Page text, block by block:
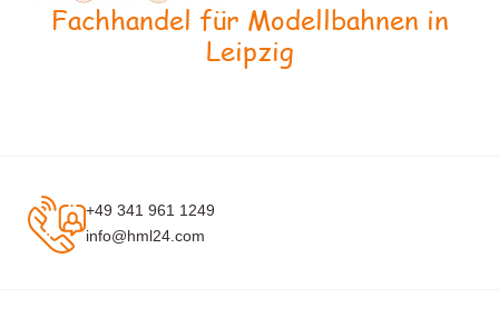
Fachhandel für Modellbahnen in
Leipzig
+49 341 961 1249
info@hml24.com